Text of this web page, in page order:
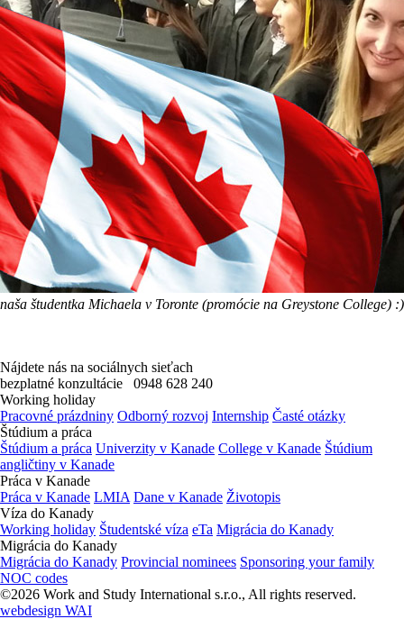
naša študentka Michaela v Toronte (promócie na Greystone College) :)
Nájdete nás na sociálnych sieťach
bezplatné konzultácie 0948 628 240
Working holiday
Pracovné prázdniny Odborný rozvoj Internship Časté otázky
Štúdium a práca
Štúdium a práca Univerzity v Kanade College v Kanade Štúdium
angličtiny v Kanade
Práca v Kanade
Práca v Kanade LMIA Dane v Kanade Životopis
Víza do Kanady
Working holiday Študentské víza eTa Migrácia do Kanady
Migrácia do Kanady
Migrácia do Kanady Provincial nominees Sponsoring your family
NOC codes
©2026 Work and Study International s.r.o., All rights reserved.
webdesign WAI